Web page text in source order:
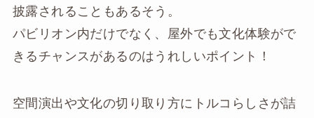
披露されることもあるそう。
パビリオン内だけでなく、屋外でも文化体験がで
きるチャンスがあるのはうれしいポイント！
空間演出や文化の切り取り方にトルコらしさが詰